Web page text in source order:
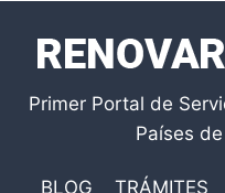
Primer Portal de
Países
BLOG TRÁMITES